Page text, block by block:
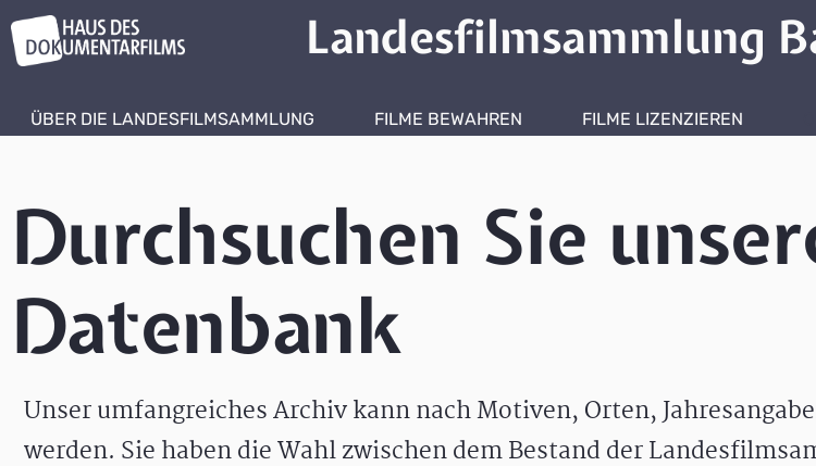
Landesfilmsammlung
ÜBER DIE LANDESFILMSAMMLUNG FILME BEWAHREN FILME LIZENZIEREN
Durchsuchen Sie
Datenbank
Unser umfangreiches Archiv kann nach Motiven, Orten,
werden. Sie haben die Wahl zwischen dem Bestand der